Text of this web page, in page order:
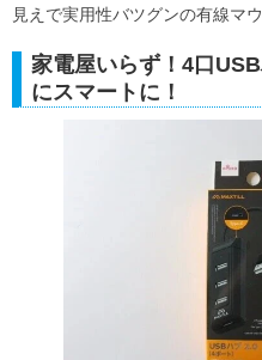
見えで実用性バツグンの有線マウ
家電屋いらず！4口
にスマートに！